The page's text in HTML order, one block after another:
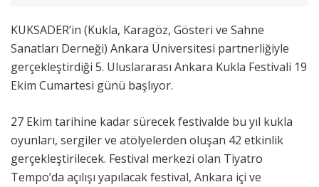
KUKSADER’in (Kukla, Karagöz, Gösteri ve Sahne
Sanatları Derneği) Ankara Üniversitesi partnerliğiyle
gerçekleştirdiği 5. Uluslararası Ankara Kukla Festivali 19
Ekim Cumartesi günü başlıyor.
27 Ekim tarihine kadar sürecek festivalde bu yıl kukla
oyunları, sergiler ve atölyelerden oluşan 42 etkinlik
gerçekleştirilecek. Festival merkezi olan Tiyatro
Tempo’da açılışı yapılacak festival, Ankara içi ve